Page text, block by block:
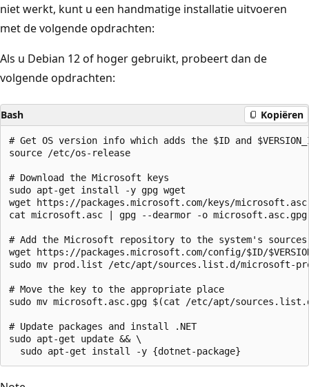
niet werkt, kunt u een handmatige installatie uitvoeren
met de volgende opdrachten:
Als u Debian 12 of hoger gebruikt, probeert dan de
volgende opdrachten:
Bash Kopiëren
# Get OS version info which adds the $ID and
source /etc/os-release
# Download the Microsoft keys
sudo apt-get install -y gpg wget
wget https://packages.microsoft.com/keys/microsoft.asc
cat microsoft.asc | gpg --dearmor -o microsoft.asc.gpg
# Add the Microsoft repository to the system's
wget https://packages.microsoft.com/config/$ID/
sudo mv prod.list /etc/apt/sources.list.d/microsoft-
# Move the key to the appropriate place
sudo mv microsoft.asc.gpg $(cat /etc/apt/
# Update packages and install .NET
sudo apt-get update && \